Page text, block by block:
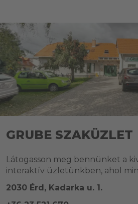
GRUBE SZAKÜZLET
Látogasson meg bennünket a
interaktív üzletünkben, ahol
2030 Érd, Kadarka u. 1.